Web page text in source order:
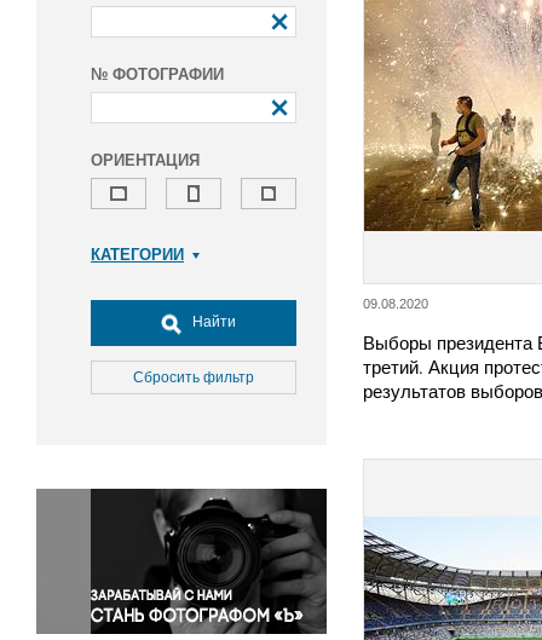
№ ФОТОГРАФИИ
ОРИЕНТАЦИЯ
КАТЕГОРИИ
Досуг, туризм и отдых
Культура
Медицина
Окружающая среда
Политика
Правосудие
Происшествия и конфликты
Религия
Найти
Сбросить фильтр
09.08.2020
Выборы президента
третий. Акция
результатов